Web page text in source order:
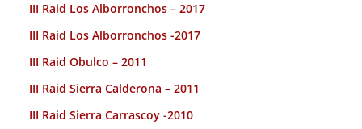
III Raid Los Alborronchos – 2017
III Raid Los Alborronchos -2017
III Raid Obulco – 2011
III Raid Sierra Calderona – 2011
III Raid Sierra Carrascoy -2010